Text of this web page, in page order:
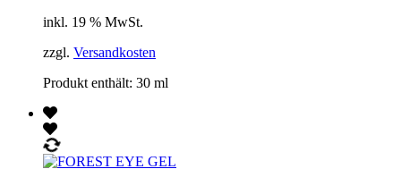
inkl. 19 % MwSt.
zzgl. Versandkosten
Produkt enthält: 30 ml